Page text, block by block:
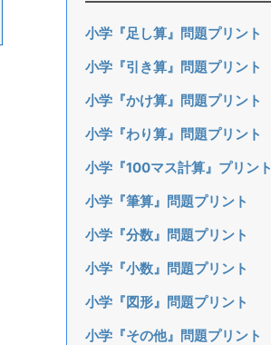
小学『足し算』問題プリント
小学『引き算』問題プリント
小学『かけ算』問題プリント
小学『わり算』問題プリント
小学『100マス計算』プリント
小学『筆算』問題プリント
小学『分数』問題プリント
小学『小数』問題プリント
小学『図形』問題プリント
小学『その他』問題プリント